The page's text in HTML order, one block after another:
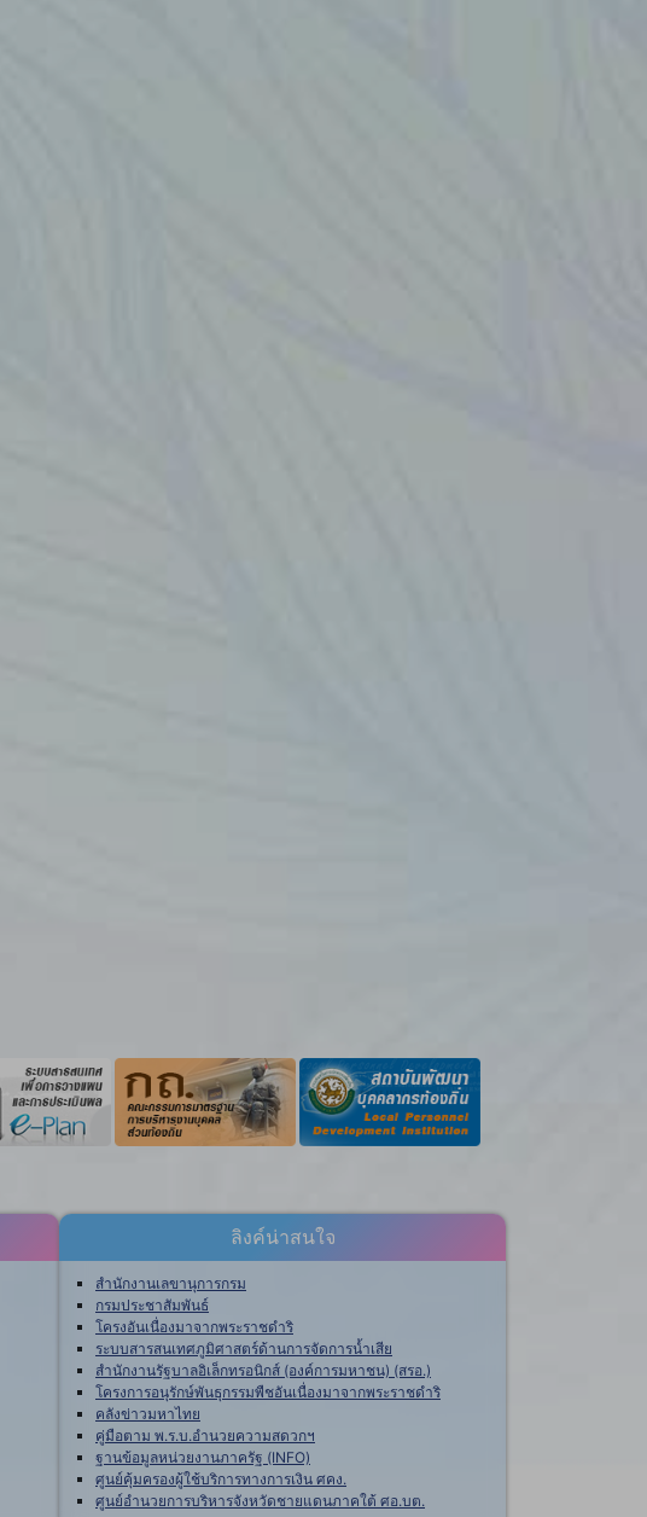
ลิงค์น่าสนใจ
สำนักงานเลขานุการกรม
กรมประชาสัมพันธ์
โครงอันเนื่องมาจากพระราชดำริ
ระบบสารสนเทศภูมิศาสตร์ด้านการจัดการน้ำเสีย
สำนักงานรัฐบาลอิเล็กทรอนิกส์ (องค์การมหาชน) (สรอ.)
โครงการอนุรักษ์พันธุกรรมพืชอันเนื่องมาจากพระราชดำริ
คลังข่าวมหาไทย
คู่มือตาม พ.ร.บ.อำนวยความสดวกฯ
ฐานข้อมูลหน่วยงานภาครัฐ (INFO)
ศูนย์คุ้มครองผู้ใช้บริการทางการเงิน ศคง.
ศูนย์อำนวยการบริหารจังหวัดชายแดนภาคใต้ ศอ.บต.